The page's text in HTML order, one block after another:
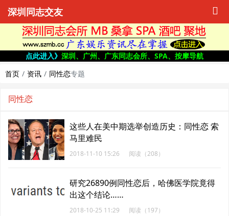
深圳同志交友
点此进入》 深圳、广州、广东同志会所、SPA、按摩导航
首页
资讯 同性恋专题
同性恋
这些人在美中期选举创造历史：同性恋 索
马里难民
2018-11-10 15:26 阅读（208）
研究26890例同性恋后，哈佛医学院竟得
出这个结论……
2018-10-25 11:29 阅读（197）